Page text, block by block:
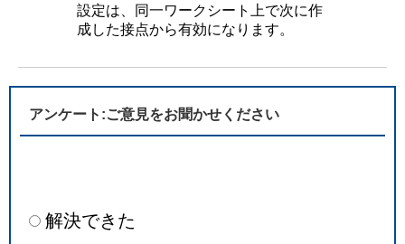
設定は、同一ワークシート上で次に作
成した接点から有効になります。
アンケート:ご意見をお聞かせください
解決できた